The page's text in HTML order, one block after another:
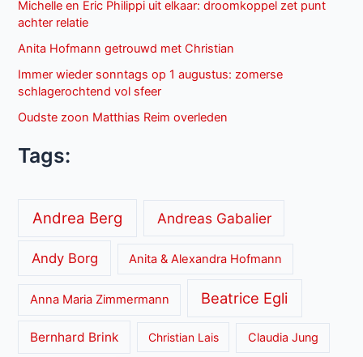
Michelle en Eric Philippi uit elkaar: droomkoppel zet punt
achter relatie
Anita Hofmann getrouwd met Christian
Immer wieder sonntags op 1 augustus: zomerse
schlagerochtend vol sfeer
Oudste zoon Matthias Reim overleden
Tags:
Andrea Berg Andreas Gabalier
Andy Borg Anita & Alexandra Hofmann
Anna Maria Zimmermann Beatrice Egli
Bernhard Brink Christian Lais Claudia Jung